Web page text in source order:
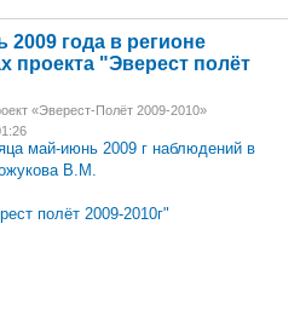
года в регионе
проекта "Эверест полёт
«Эверест-Полёт 2009-2010»
май-июнь 2009 г наблюдений в
В.М.
полёт 2009-2010г"